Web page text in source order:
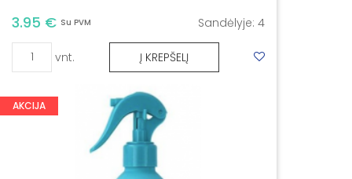
3.95 € Su PVM Sandėlyje: 4
vnt. Į KREPŠELĮ
AKCIJA